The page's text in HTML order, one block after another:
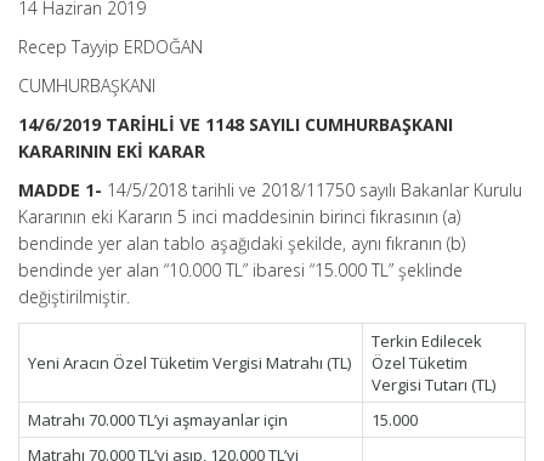
14 Haziran 2019
Recep Tayyip ERDOĞAN
CUMHURBAŞKANI
14/6/2019 TARİHLİ VE 1148 SAYILI CUMHURBAŞKANI
KARARININ EKİ KARAR
MADDE 1- 14/5/2018 tarihli ve 2018/11750 sayılı Bakanlar Kurulu
Kararının eki Kararın 5 inci maddesinin birinci fıkrasının (a)
bendinde yer alan tablo aşağıdaki şekilde, aynı fıkranın (b)
bendinde yer alan “10.000 TL” ibaresi “15.000 TL” şeklinde
değiştirilmiştir.
Yeni Aracın Özel Tüketim Vergisi Matrahı (TL)
Terkin Edilecek
Özel Tüketim
Vergisi Tutarı (TL)
Matrahı 70.000 TL’yi aşmayanlar için
15.000
Matrahı 70.000 TL’yi aşıp, 120.000 TL’yi